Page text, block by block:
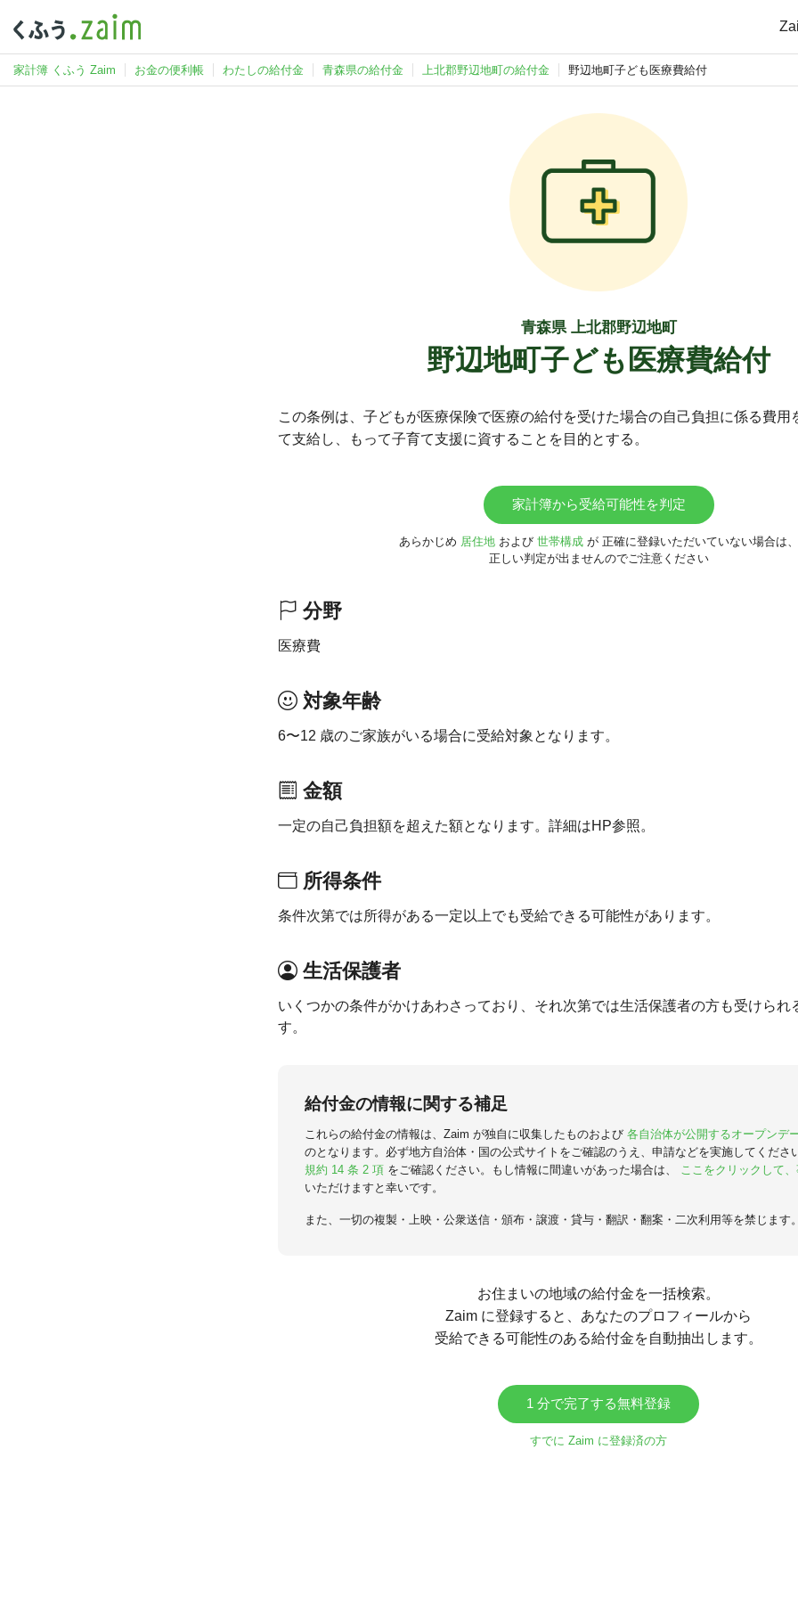
家計簿 くふう Zaim お金の便利帳 わたしの給付金 青森県の給付金 上北郡野辺地町の給付金 野辺地町子ども医療費給付
青森県 上北郡野辺地町
野辺地町子ども医療費給付
この条例は、子どもが医療保険で医療の給付を受けた場合の自己負担に係る費用
て支給し、もって子育て支援に資することを目的とする。
家計簿から受給可能性を判定
あらかじめ 居住地および 世帯構成が 正確に登録いただいていない場合は、
正しい判定が出ませんのでご注意ください
分野
医療費
対象年齢
6〜12 歳のご家族がいる場合に受給対象となります。
金額
一定の自己負担額を超えた額となります。詳細はHP参照。
所得条件
条件次第では所得がある一定以上でも受給できる可能性があります。
生活保護者
いくつかの条件がかけあわさっており、それ次第では生活保護者の方も受けられ
す。
給付金の情報に関する補足
これらの給付金の情報は、Zaim が独自に収集したものおよび 各自治体が公開するオープンデ
のとなります。必ず地方自治体・国の公式サイトをご確認のうえ、申請などを実施してくださ
規約 14 条 2 項 をご確認ください。もし情報に間違いがあった場合は、
ここをクリックして
いただけますと幸いです。
また、一切の複製・上映・公衆送信・頒布・譲渡・貸与・翻訳・翻案・二次利用等を禁じます
お住まいの地域の給付金を一括検索。
Zaim に登録すると、あなたのプロフィールから
受給できる可能性のある給付金を自動抽出します。
1 分で完了する無料登録
すでに Zaim に登録済の方